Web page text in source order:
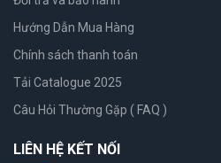
Hướng Dẫn Mua Hàng
Chính sách thanh toán
Tải Catalogue 2025
Câu Hỏi Thường Gặp ( FAQ )
LIÊN HỆ KẾT NỐI